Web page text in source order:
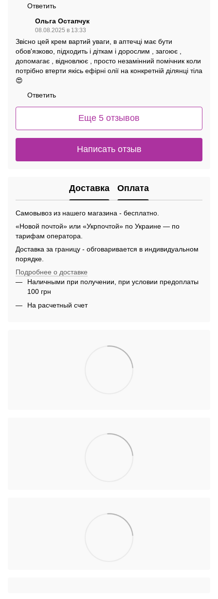
Ответить
Ольга Остапчук
08.08.2025 в 13:33
Звісно цей крем вартий уваги, в аптечці має бути
обов'язково, підходить і діткам і дорослим , загоює ,
допомагає , відновлює , просто незамінний помічник коли
потрібно втерти якісь ефірні олії на конкретній ділянці тіла
😍
Ответить
Еще 5 отзывов
Написать отзыв
Доставка Оплата
Самовывоз из нашего магазина - бесплатно.
«Новой почтой» или «Укрпочтой» по Украине — по
тарифам оператора.
Доставка за границу - обговаривается в индивидуальном
порядке.
Подробнее о доставке
Наличными при получении, при условии предоплаты
100 грн
На расчетный счет